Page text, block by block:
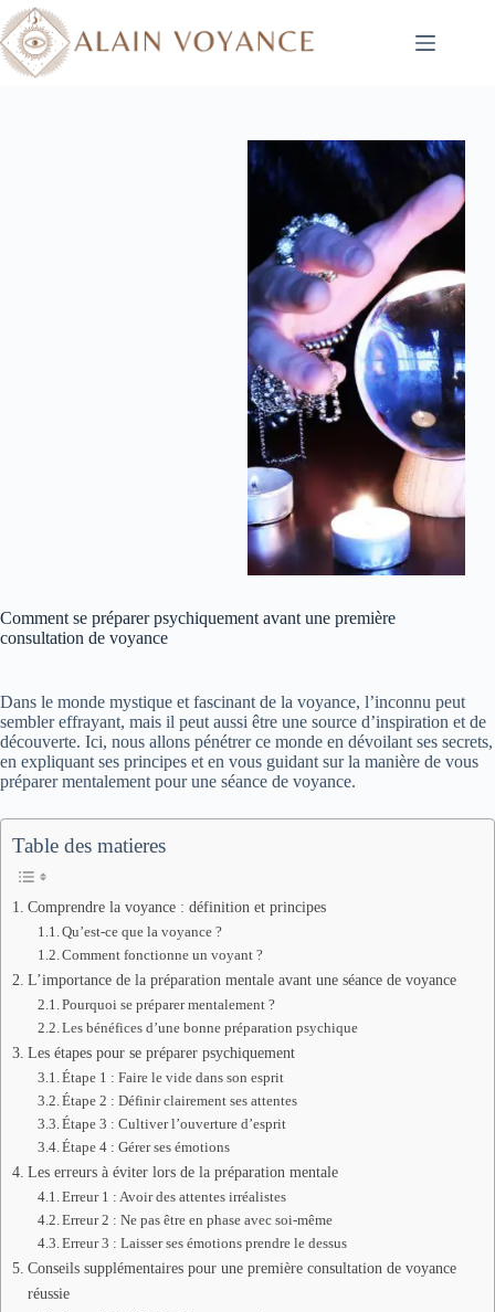
Comment se préparer psychiquement avant une première
consultation de voyance
Dans le monde mystique et fascinant de la voyance, l’inconnu peut
sembler effrayant, mais il peut aussi être une source d’inspiration et de
découverte. Ici, nous allons pénétrer ce monde en dévoilant ses secrets,
en expliquant ses principes et en vous guidant sur la manière de vous
préparer mentalement pour une séance de voyance.
Table des matieres
Comprendre la voyance : définition et principes
Qu’est-ce que la voyance ?
Comment fonctionne un voyant ?
L’importance de la préparation mentale avant une séance de voyance
Pourquoi se préparer mentalement ?
Les bénéfices d’une bonne préparation psychique
Les étapes pour se préparer psychiquement
Étape 1 : Faire le vide dans son esprit
Étape 2 : Définir clairement ses attentes
Étape 3 : Cultiver l’ouverture d’esprit
Étape 4 : Gérer ses émotions
Les erreurs à éviter lors de la préparation mentale
Erreur 1 : Avoir des attentes irréalistes
Erreur 2 : Ne pas être en phase avec soi-même
Erreur 3 : Laisser ses émotions prendre le dessus
Conseils supplémentaires pour une première consultation de voyance
réussie